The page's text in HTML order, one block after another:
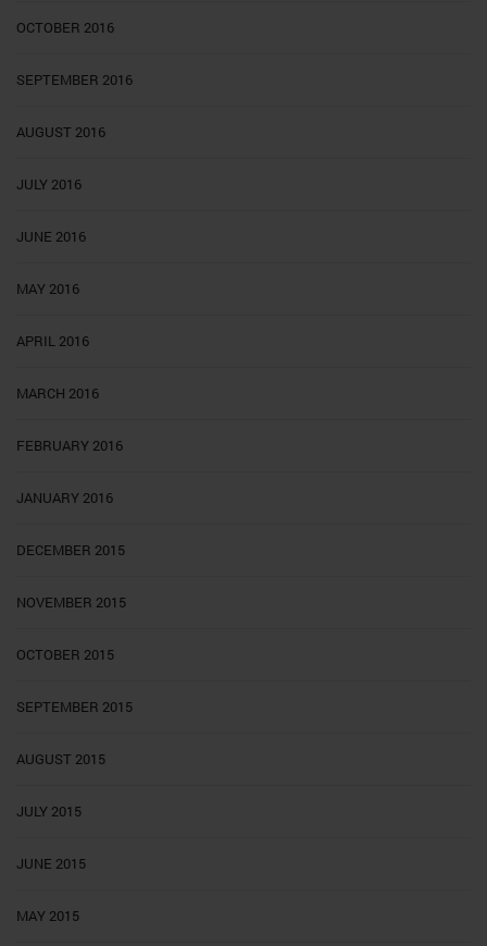
OCTOBER 2016
SEPTEMBER 2016
AUGUST 2016
JULY 2016
JUNE 2016
MAY 2016
APRIL 2016
MARCH 2016
FEBRUARY 2016
JANUARY 2016
DECEMBER 2015
NOVEMBER 2015
OCTOBER 2015
SEPTEMBER 2015
AUGUST 2015
JULY 2015
JUNE 2015
MAY 2015